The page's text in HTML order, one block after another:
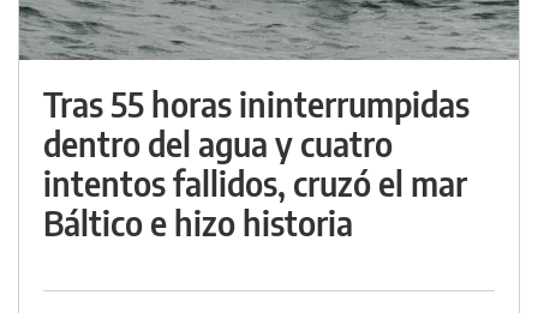
Tras 55 horas ininterrumpidas
dentro del agua y cuatro
intentos fallidos, cruzó el mar
Báltico e hizo historia